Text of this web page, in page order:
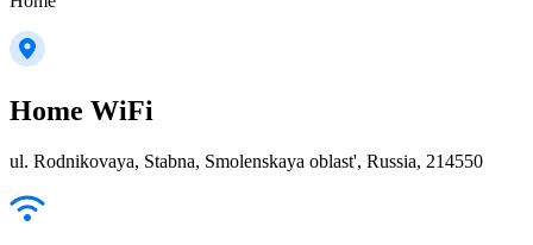
Home WiFi
ul. Rodnikovaya, Stabna, Smolenskaya oblast', Russia, 214550